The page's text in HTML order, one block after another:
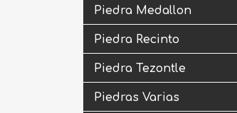
Piedra Medallon
Piedra Recinto
Piedra Tezontle
Piedras Varias